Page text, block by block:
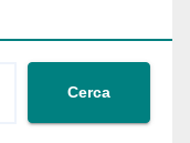
Cerca